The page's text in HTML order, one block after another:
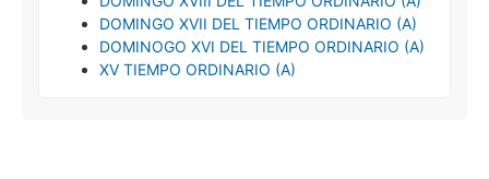
DOMINGO XVII DEL TIEMPO ORDINARIO (A)
DOMINOGO XVI DEL TIEMPO ORDINARIO (A)
XV TIEMPO ORDINARIO (A)